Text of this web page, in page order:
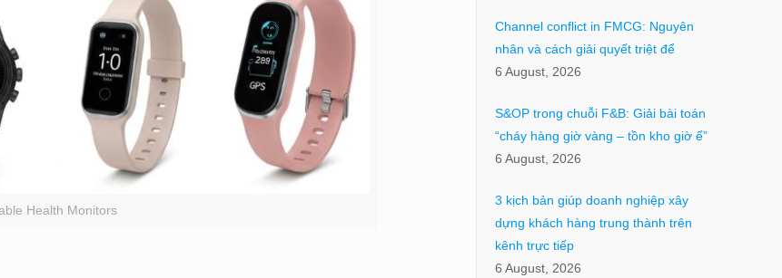
Health Monitors
Channel conflict in FMCG: Nguyên
nhân và cách giải quyết triệt để
6 August, 2026
S&OP trong chuỗi F&B: Giải bài toán
“cháy hàng giờ vàng – tồn kho giờ ế”
6 August, 2026
3 kịch bản giúp doanh nghiệp xây
dựng khách hàng trung thành trên
kênh trực tiếp
6 August, 2026